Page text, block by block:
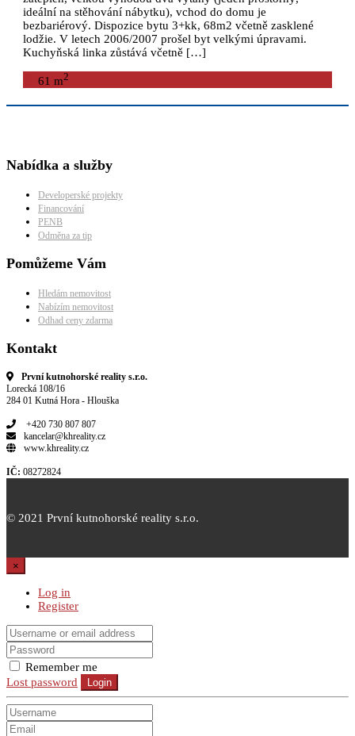
ideální na stěhování nábytku), vchod do domu je
bezbariérový. Dispozice bytu 3+kk, 68m2 včetně zasklené
lodžie. V letech 2006/2007 prošel byt velkými úpravami.
Kuchyňská linka zůstává včetně […]
61 m2
Nabídka a služby
Developerské projekty
Financování
PENB
Odměna za tip
Pomůžeme Vám
Hledám nemovitost
Nabízím nemovitost
Odhad ceny zdarma
Kontakt
První kutnohorské reality s.r.o.
Lorecká 108/16
284 01 Kutná Hora - Hlouška
+420 730 807 807
kancelar@khreality.cz
www.khreality.cz
IČ: 08272824
© 2021 První kutnohorské reality s.r.o.
×
Log in
Register
Remember me
Lost password
Login